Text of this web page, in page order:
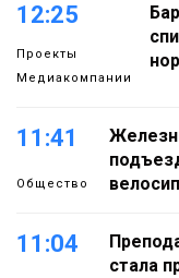
12:25
Проекты
Медиакомпании
11:41
Общество
11:04
стала